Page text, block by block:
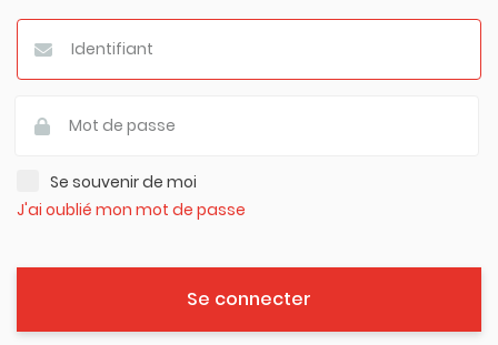
Se souvenir de moi
J'ai oublié mon mot de passe
Se connecter